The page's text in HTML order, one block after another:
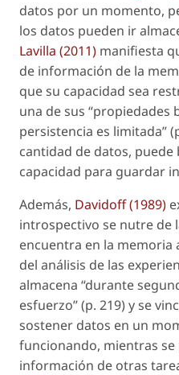
datos por un momento,
los datos pueden ir
Lavilla (2011) manifiesta
de información de la
que su capacidad sea
una de sus “propiedades
persistencia es limitada”
cantidad de datos,
capacidad para guardar
Además, Davidoff (1989)
introspectivo se nutre de
encuentra en la memoria
del análisis de las
almacena “durante
esfuerzo” (p. 219) y se
sostener datos en un
funcionando, mientras se
información de otras